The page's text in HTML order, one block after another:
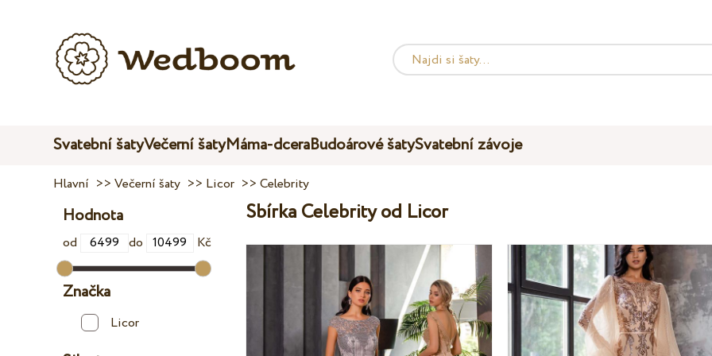
Svatební šatyVečerní šatyMáma-dceraBudoárové šatySvatební závoje
Hlavní >>Večerní šaty >> Licor >>Celebrity
Hodnota
od do Kč
Značka
Licor
Sbírka Celebrity od Licor